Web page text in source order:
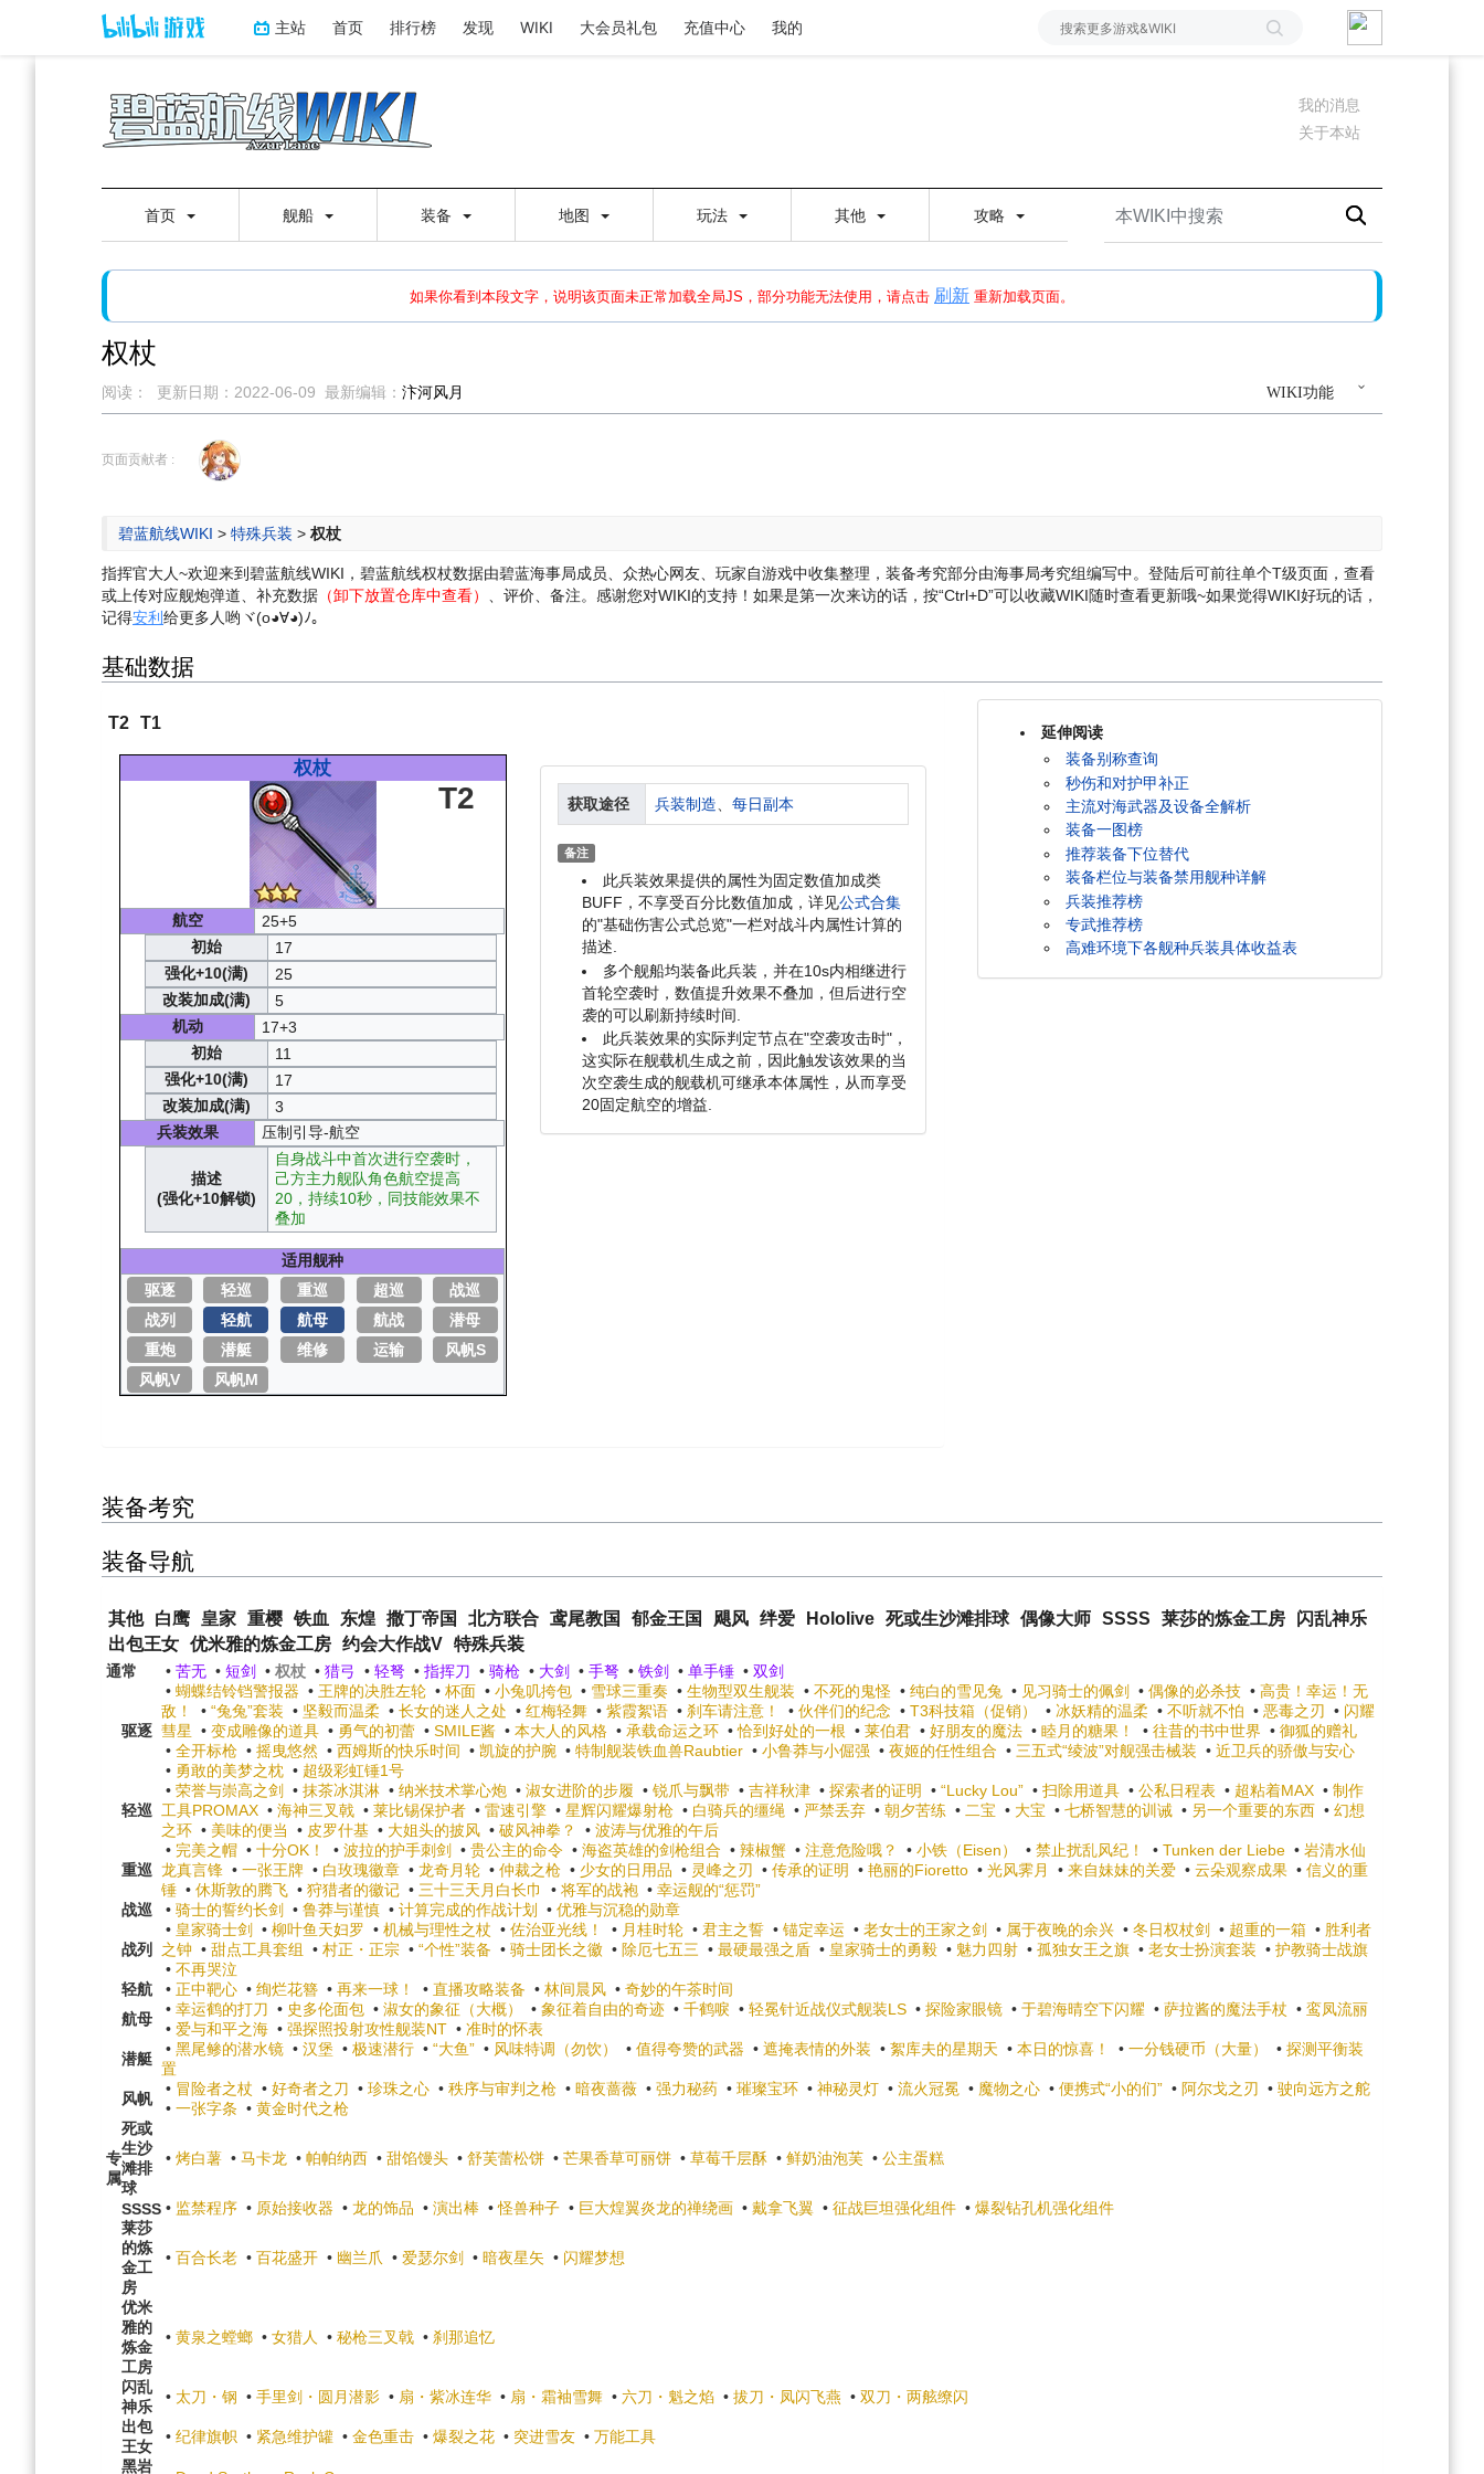
主站 首页 排行榜 发现 WIKI 大会员礼包 充值中心 我的
我的消息
关于本站
首页 舰船 装备 地图 玩法 其他 攻略
如果你看到本段文字，说明该页面未正常加载全局JS，部分功能无法使用，请点击 刷新 重新加载页面。
如果打开页面显示缩略图创建出错，请点击刷新或页面右上WIKI功能中的刷新按钮清除页面缓存并刷新，如果还有问题，请多尝试几次。
权杖
WIKI功能
阅读： 更新日期： 2022-06-09 最新编辑： 汴河风月
到
到
页面贡献者 :
碧蓝航线WIKI > 特殊兵装 > 权杖
指挥官大人~欢迎来到碧蓝航线WIKI，碧蓝航线权杖数据由碧蓝海事局成员、众热心网友、玩家自游戏中收集整理，装备考究部分由海事局考究组编写中。登陆后可前往单个T级页面，查看
或上传对应舰炮弹道、补充数据 （卸下放置仓库中查看） 、评价、备注。感谢您对WIKI的支持！ 如果是第一次来访的话，按“Ctrl+D”可以收藏WIKI随时查看更新哦~如果觉得WIKI好玩的话，
记得安利 给更多人哟ヾ(o◕∀◕)ﾉ。
基础数据
T2 T1
权杖
T2
航空
25+5
初始
17
强化+10(满)
25
改装加成(满)
5
机动
17+3
初始
11
强化+10(满)
17
改装加成(满)
3
兵装效果
压制引导-航空
描述
(强化+10解锁)
自身战斗中首次进行空袭时，
己方主力舰队角色航空提高
20，持续10秒，同技能效果不
叠加
适用舰种
驱逐
轻巡 重巡 超巡
战巡
战列
轻航 航母 航战
潜母
重炮
潜艇 维修 运输
风帆S
风帆V
风帆M
获取途径 兵装制造、 每日副本
备注
此兵装效果提供的属性为固定数值加成类
BUFF，不享受百分比数值加成，详见公式合集
的"基础伤害公式总览"一栏对战斗内属性计算的
描述.
多个舰船均装备此兵装，并在10s内相继进行
首轮空袭时，数值提升效果不叠加，但后进行空
袭的可以刷新持续时间.
此兵装效果的实际判定节点在"空袭攻击时"，
这实际在舰载机生成之前，因此触发该效果的当
次空袭生成的舰载机可继承本体属性，从而享受
20固定航空的增益.
延伸阅读
装备别称查询
秒伤和对护甲补正
主流对海武器及设备全解析
装备一图榜
推荐装备下位替代
装备栏位与装备禁用舰种详解
兵装推荐榜
专武推荐榜
高难环境下各舰种兵装具体收益表
装备考究
装备导航
其他 白鹰 皇家 重樱 铁血 东煌 撒丁帝国 北方联合 鸢尾教国 郁金王国 飓风 绊爱 Hololive 死或生沙滩排球 偶像大师 SSSS 莱莎的炼金工房
闪乱神乐
出包王女 优米雅的炼金工房 约会大作战V 特殊兵装
通常 • 苦无 • 短剑 • 权杖 • 猎弓 • 轻弩 • 指挥刀 • 骑枪 • 大剑 • 手弩 • 铁剑 • 单手锤 • 双剑
专
属
驱逐
• 蝴蝶结铃铛警报器 • 王牌的决胜左轮 • 杯面 • 小兔叽挎包 • 雪球三重奏 • 生物型双生舰装 • 不死的鬼怪 • 纯白的雪见兔 • 见习骑士的佩剑 • 偶像的必杀技 • 高贵！幸运！无
敌！
• “兔兔”套装 • 坚毅而温柔 • 长女的迷人之处 • 红梅轻舞 • 紫霞絮语 • 刹车请注意！ • 伙伴们的纪念 • T3科技箱（促销） • 冰妖精的温柔 • 不听就不怕 • 恶毒之刃 • 闪耀
彗星 • 变成雕像的道具 • 勇气的初蕾 • SMILE酱 • 本大人的风格 • 承载命运之环 •恰到好处的一根 • 莱伯君 • 好朋友的魔法 • 睦月的糖果！ • 往昔的书中世界 • 御狐的赠礼
• 全开标枪 • 摇曳悠然 • 西姆斯的快乐时间 • 凯旋的护腕 • 特制舰装铁血兽Raubtier • 小鲁莽与小倔强 • 夜姬的任性组合 • 三五式“绫波”对舰强击械装 • 近卫兵的骄傲与安心
• 勇敢的美梦之枕 • 超级彩虹锤1号
轻巡
• 荣誉与崇高之剑 • 抹茶冰淇淋 • 纳米技术掌心炮 • 淑女进阶的步履 • 锐爪与飘带 • 吉祥秋津 • 探索者的证明 • “Lucky Lou” • 扫除用道具 • 公私日程表 • 超粘着MAX • 制作
工具PROMAX • 海神三叉戟 • 莱比锡保护者 • 雷速引擎 • 星辉闪耀爆射枪 • 白骑兵的缰绳 • 严禁丢弃 • 朝夕苦练 • 二宝 • 大宝 • 七桥智慧的训诫 • 另一个重要的东西 • 幻想
之环 • 美味的便当 • 皮罗什基 • 大姐头的披风 • 破风神拳？ • 波涛与优雅的午后
重巡
• 完美之帽 • 十分OK！ • 波拉的护手刺剑 • 贵公主的命令 • 海盗英雄的剑枪组合 • 辣椒蟹 • 注意危险哦？ • 小铁（Eisen） • 禁止扰乱风纪！ • Tunken der Liebe • 岩清水仙
龙真言锋 • 一张王牌 • 白玫瑰徽章 • 龙奇月轮 • 仲裁之枪 • 少女的日用品 • 灵峰之刃 • 传承的证明 • 艳丽的Fioretto • 光风霁月 • 来自妹妹的关爱 • 云朵观察成果 • 信义的重
锤 • 休斯敦的腾飞 • 狩猎者的徽记 • 三十三天月白长巾 • 将军的战袍 • 幸运舰的“惩罚”
战巡
• 骑士的誓约长剑 • 鲁莽与谨慎 • 计算完成的作战计划 • 优雅与沉稳的勋章
战列
• 皇家骑士剑 • 柳叶鱼天妇罗 • 机械与理性之杖 • 佐治亚光线！ • 月桂时轮 • 君主之誓 • 锚定幸运 • 老女士的王家之剑 • 属于夜晚的余兴 • 冬日权杖剑 • 超重的一箱 • 胜利者
之钟 • 甜点工具套组 • 村正・正宗 • “个性”装备 • 骑士团长之徽 • 除厄七五三 • 最硬最强之盾 • 皇家骑士的勇毅 • 魅力四射 • 孤独女王之旗 • 老女士扮演套装 • 护教骑士战旗
• 不再哭泣
轻航
• 正中靶心 • 绚烂花簪 • 再来一球！ • 直播攻略装备 • 林间晨风 • 奇妙的午茶时间
航母
• 幸运鹤的打刀 • 史多伦面包 • 淑女的象征（大概） • 象征着自由的奇迹 • 千鹤唳 • 轻冕针近战仪式舰装LS • 探险家眼镜 • 于碧海晴空下闪耀 • 萨拉酱的魔法手杖 • 鸾凤流丽
• 爱与和平之海 • 强探照投射攻性舰装NT • 准时的怀表
潜艇
• 黑尾鲹的潜水镜 • 汉堡 • 极速潜行 • “大鱼” • 风味特调（勿饮） • 值得夸赞的武器 • 遮掩表情的外装 • 絮库夫的星期天 • 本日的惊喜！ • 一分钱硬币（大量） • 探测平衡装
置
风帆
• 冒险者之杖 • 好奇者之刀 • 珍珠之心 • 秩序与审判之枪 • 暗夜蔷薇 • 强力秘药 • 璀璨宝环 • 神秘灵灯 • 流火冠冕 • 魔物之心 • 便携式“小的们” • 阿尔戈之刃 • 驶向远方之舵
• 一张字条 • 黄金时代之枪
死或
生沙
滩排
球
• 烤白薯 • 马卡龙 • 帕帕纳西 • 甜馅馒头 • 舒芙蕾松饼 • 芒果香草可丽饼 • 草莓千层酥 • 鲜奶油泡芙 • 公主蛋糕
SSSS • 监禁程序 • 原始接收器 • 龙的饰品 • 演出棒 •怪兽种子 • 巨大煌翼炎龙的禅绕画 • 戴拿飞翼 • 征战巨坦强化组件 • 爆裂钻孔机强化组件
莱莎
的炼
金工
房
• 百合长老 • 百花盛开 • 幽兰爪 • 爱瑟尔剑 • 暗夜星矢 • 闪耀梦想
优米
雅的
炼金
工房
• 黄泉之螳螂 • 女猎人 • 秘枪三叉戟 • 刹那追忆
闪乱
神乐
• 太刀・钢 • 手里剑・圆月潜影 • 扇・紫冰连华 • 扇・霜袖雪舞 • 六刀・魁之焰 • 拔刀・凤闪飞燕 • 双刀・两舷缭闪
出包
王女
• 纪律旗帜 • 紧急维护罐 • 金色重击 • 爆裂之花 • 突进雪友 • 万能工具
黑岩